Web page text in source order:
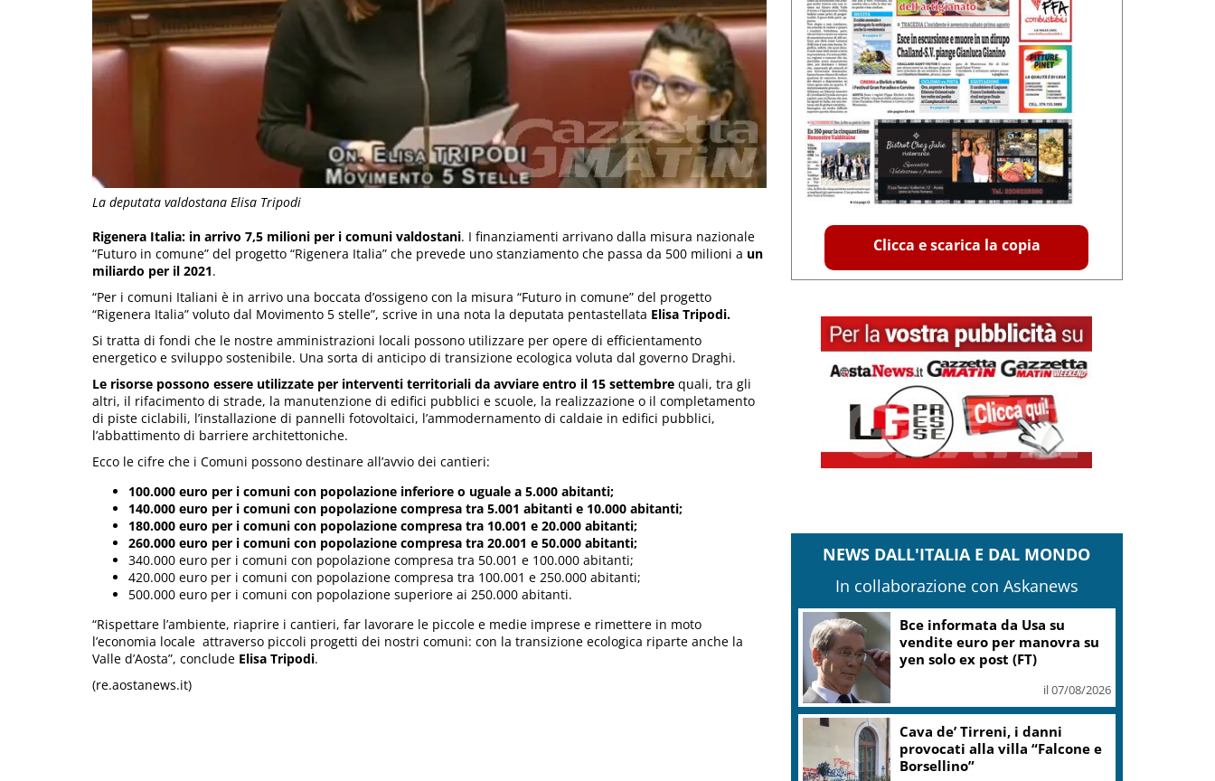
La deputata valdostana Elisa Tripodi
Rigenera Italia: in arrivo 7,5 milioni per i comuni valdostani. I finanziamenti arrivano dalla misura nazionale
“Futuro in comune” del progetto “Rigenera Italia” che prevede uno stanziamento che passa da 500 milioni a un
miliardo per il 2021.
“Per i comuni Italiani è in arrivo una boccata d’ossigeno con la misura “Futuro in comune” del progetto
“Rigenera Italia” voluto dal Movimento 5 stelle”, scrive in una nota la deputata pentastellata Elisa Tripodi.
Si tratta di fondi che le nostre amministrazioni locali possono utilizzare per opere di efficientamento
energetico e sviluppo sostenibile. Una sorta di anticipo di transizione ecologica voluta dal governo Draghi.
Le risorse possono essere utilizzate per interventi territoriali da avviare entro il 15 settembre quali, tra gli
altri, il rifacimento di strade, la manutenzione di edifici pubblici e scuole, la realizzazione o il completamento
di piste ciclabili, l’installazione di pannelli fotovoltaici, l’ammodernamento di caldaie in edifici pubblici,
l’abbattimento di barriere architettoniche.
Ecco le cifre che i Comuni possono destinare all’avvio dei cantieri:
100.000 euro per i comuni con popolazione inferiore o uguale a 5.000 abitanti;
140.000 euro per i comuni con popolazione compresa tra 5.001 abitanti e 10.000 abitanti;
180.000 euro per i comuni con popolazione compresa tra 10.001 e 20.000 abitanti;
260.000 euro per i comuni con popolazione compresa tra 20.001 e 50.000 abitanti;
340.000 euro per i comuni con popolazione compresa tra 50.001 e 100.000 abitanti;
420.000 euro per i comuni con popolazione compresa tra 100.001 e 250.000 abitanti;
500.000 euro per i comuni con popolazione superiore ai 250.000 abitanti.
“Rispettare l’ambiente, riaprire i cantieri, far lavorare le piccole e medie imprese e rimettere in moto
l’economia locale attraverso piccoli progetti dei nostri comuni: con la transizione ecologica riparte anche la
Valle d’Aosta”, conclude Elisa Tripodi.
(re.aostanews.it)
Clicca e scarica la copia
NEWS DALL'ITALIA E DAL MONDO
In collaborazione con Askanews
Conte: Meloni non ha trovato
5 minuti per verità su
Delmastro-Santanchè
il 07/08/2026
IranWire: la Guida Suprema
potrebbe essere sul letto di
morte